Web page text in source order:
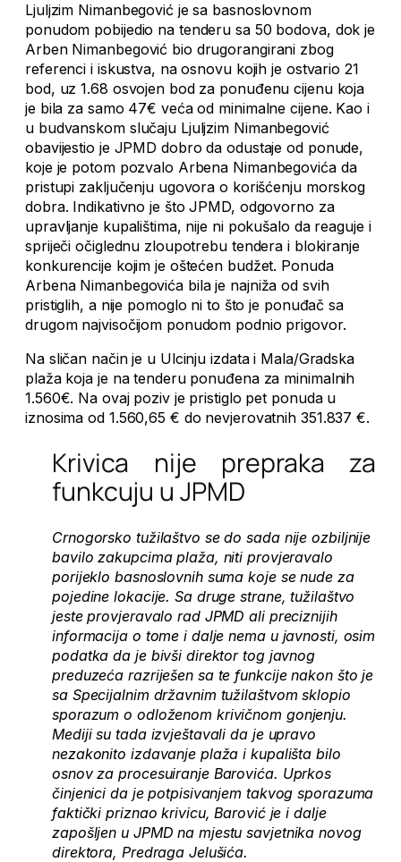
Ljuljzim Nimanbegović je sa basnoslovnom
ponudom pobijedio na tenderu sa 50 bodova, dok je
Arben Nimanbegović bio drugorangirani zbog
referenci i iskustva, na osnovu kojih je ostvario 21
bod, uz 1.68 osvojen bod za ponuđenu cijenu koja
je bila za samo 47€ veća od minimalne cijene. Kao i
u budvanskom slučaju Ljuljzim Nimanbegović
obavijestio je JPMD dobro da odustaje od ponude,
koje je potom pozvalo Arbena Nimanbegovića da
pristupi zaključenju ugovora o korišćenju morskog
dobra. Indikativno je što JPMD, odgovorno za
upravljanje kupalištima, nije ni pokušalo da reaguje i
spriječi očiglednu zloupotrebu tendera i blokiranje
konkurencije kojim je oštećen budžet. Ponuda
Arbena Nimanbegovića bila je najniža od svih
pristiglih, a nije pomoglo ni to što je ponuđač sa
drugom najvisočijom ponudom podnio prigovor.
Na sličan način je u Ulcinju izdata i Mala/Gradska
plaža koja je na tenderu ponuđena za minimalnih
1.560€. Na ovaj poziv je pristiglo pet ponuda u
iznosima od 1.560,65 € do nevjerovatnih 351.837 €.
Krivica nije prepraka za
funkcuju u JPMD
Crnogorsko tužilaštvo se do sada nije ozbiljnije
bavilo zakupcima plaža, niti provjeravalo
porijeklo basnoslovnih suma koje se nude za
pojedine lokacije. Sa druge strane, tužilaštvo
jeste provjeravalo rad JPMD ali preciznijih
informacija o tome i dalje nema u javnosti, osim
podatka da je bivši direktor tog javnog
preduzeća razriješen sa te funkcije nakon što je
sa Specijalnim državnim tužilaštvom sklopio
sporazum o odloženom krivičnom gonjenju.
Mediji su tada izvještavali da je upravo
nezakonito izdavanje plaža i kupališta bilo
osnov za procesuiranje Barovića. Uprkos
činjenici da je potpisivanjem takvog sporazuma
faktički priznao krivicu, Barović je i dalje
zapošljen u JPMD na mjestu savjetnika novog
direktora, Predraga Jelušića.